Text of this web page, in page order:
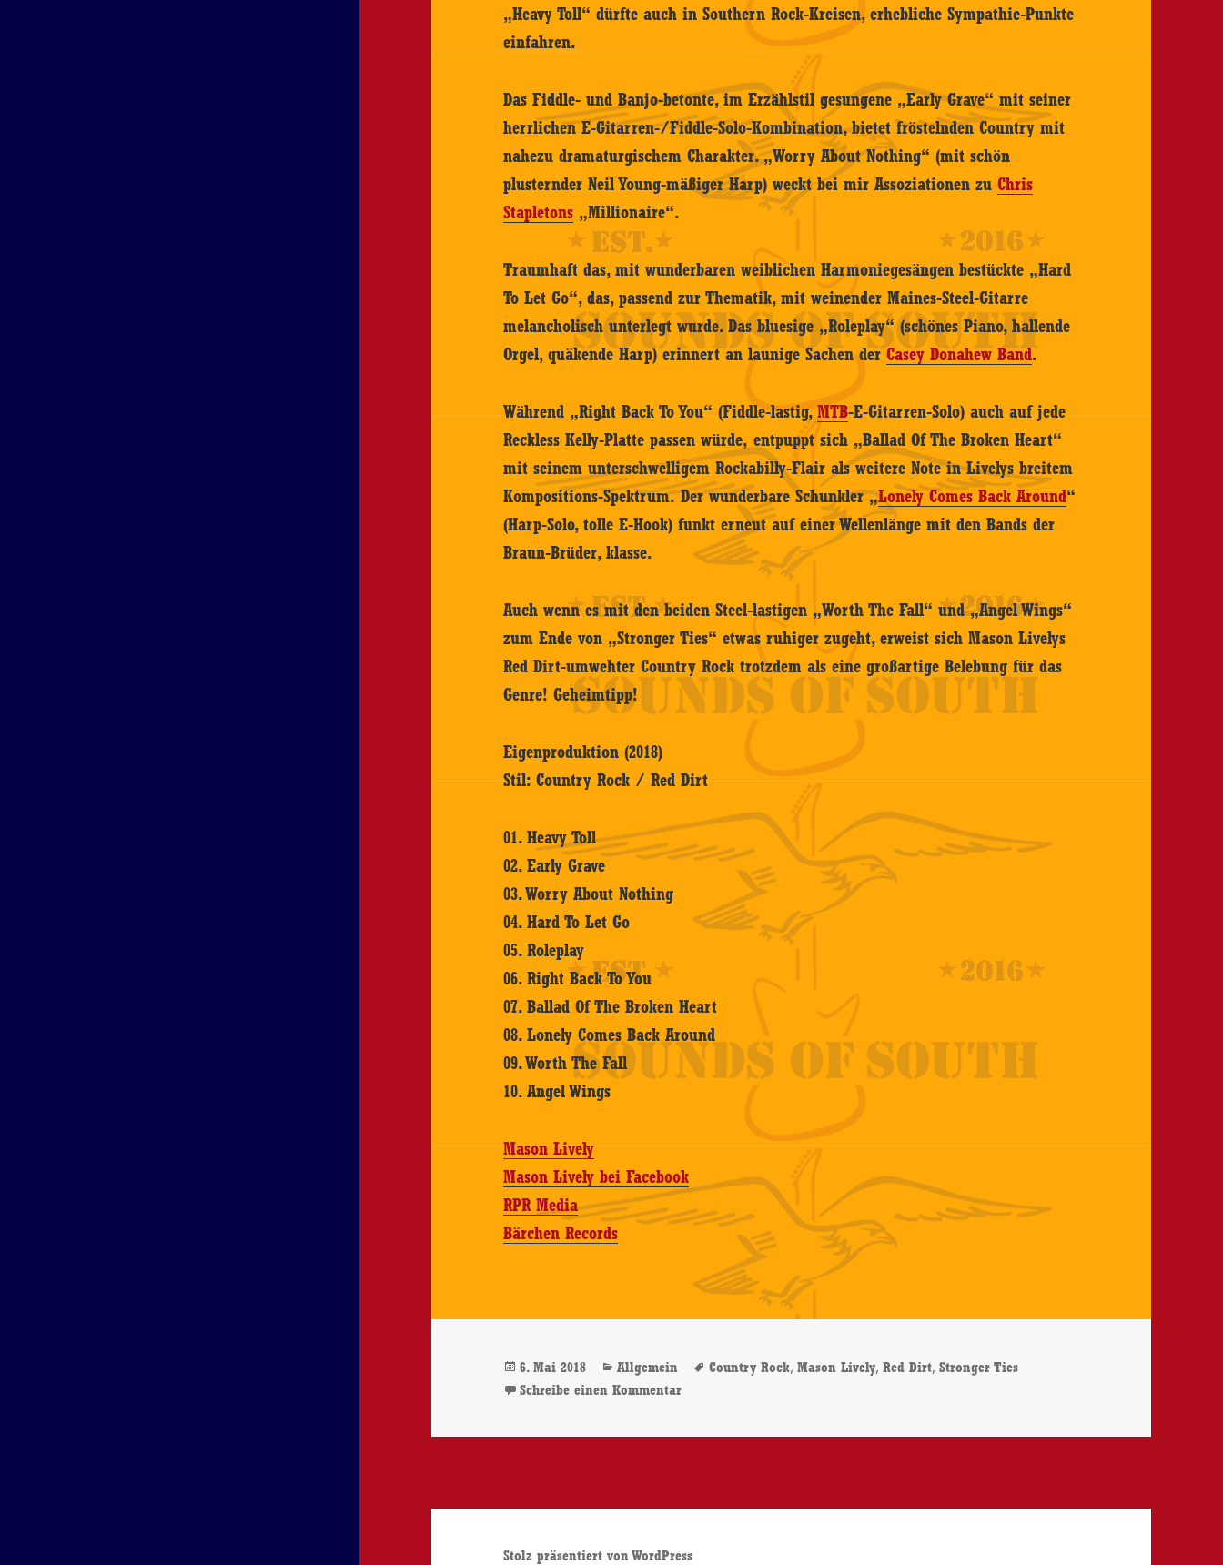
„Heavy Toll“ dürfte auch in Southern Rock-Kreisen, erhebliche Sympathie-Punkte
einfahren.
Das Fiddle- und Banjo-betonte, im Erzählstil gesungene „Early Grave“ mit seiner
herrlichen E-Gitarren-/Fiddle-Solo-Kombination, bietet fröstelnden Country mit
nahezu dramaturgischem Charakter. „Worry About Nothing“ (mit schön
plusternder Neil Young-mäßiger Harp) weckt bei mir Assoziationen zuChris
Stapletons „Millionaire“.
Traumhaft das, mit wunderbaren weiblichen Harmoniegesängen bestückte „Hard
To Let Go“, das, passend zur Thematik, mit weinender Maines-Steel-Gitarre
melancholisch unterlegt wurde. Das bluesige „Roleplay“ (schönes Piano, hallende
Orgel, quäkende Harp) erinnert an launige Sachen derCasey Donahew Band.
Während „Right Back To You“ (Fiddle-lastig,MTB-E-Gitarren-Solo) auch auf jede
Reckless Kelly-Platte passen würde, entpuppt sich „Ballad Of The Broken Heart“
mit seinem unterschwelligem Rockabilly-Flair als weitere Note in Livelys breitem
Kompositions-Spektrum. Der wunderbare Schunkler „Lonely Comes Back Around“
(Harp-Solo, tolle E-Hook) funkt erneut auf einer Wellenlänge mit den Bands der
Braun-Brüder, klasse.
Auch wenn es mit den beiden Steel-lastigen „Worth The Fall“ und „Angel Wings“
zum Ende von „Stronger Ties“ etwas ruhiger zugeht, erweist sich Mason Livelys
Red Dirt-umwehter Country Rock trotzdem als eine großartige Belebung für das
Genre! Geheimtipp!
Eigenproduktion (2018)
Stil: Country Rock / Red Dirt
01. Heavy Toll
02. Early Grave
03. Worry About Nothing
04. Hard To Let Go
05. Roleplay
06. Right Back To You
07. Ballad Of The Broken Heart
08. Lonely Comes Back Around
09. Worth The Fall
10. Angel Wings
Mason Lively
Mason Lively bei Facebook
RPR Media
Bärchen Records
Veröffentlicht
am
6. Mai 2018 Kategorien
Allgemein Schlagwörter
Country Rock,Mason Lively,Red Dirt,Stronger Ties
Schreibe einen Kommentarzu Mason Lively – Stronger Ties – CD-Review
Stolz präsentiert von WordPress